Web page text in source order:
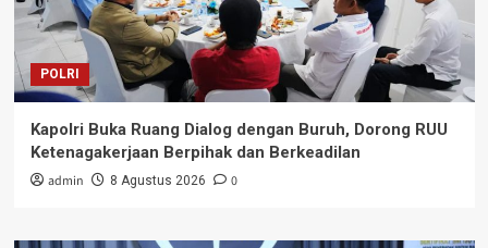
POLRI
Kapolri Buka Ruang Dialog dengan Buruh, Dorong RUU
Ketenagakerjaan Berpihak dan Berkeadilan
admin 8 Agustus 2026 0